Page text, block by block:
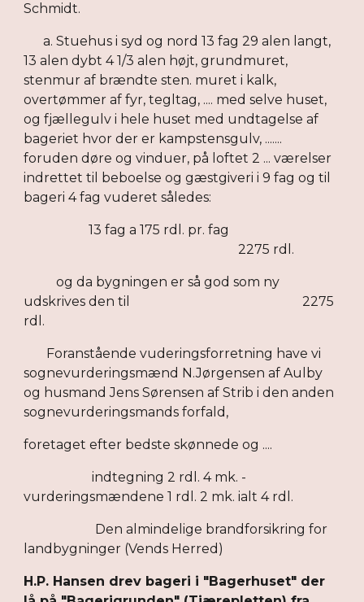
Schmidt.
a. Stuehus i syd og nord 13 fag 29 alen langt,
13 alen dybt 4 1/3 alen højt, grundmuret,
stenmur af brændte sten. muret i kalk,
overtømmer af fyr, tegltag, .... med selve huset,
og fjællegulv i hele huset med undtagelse af
bageriet hvor der er kampstensgulv, .......
foruden døre og vinduer, på loftet 2 ... værelser
indrettet til beboelse og gæstgiveri i 9 fag og til
bageri 4 fag vuderet således:
13 fag a 175 rdl. pr. fag
2275 rdl.
og da bygningen er så god som ny
udskrives den til 2275
rdl.
Foranstående vuderingsforretning have vi
sognevurderingsmænd N.Jørgensen af Aulby
og husmand Jens Sørensen af Strib i den anden
sognevurderingsmands forfald,
foretaget efter bedste skønnede og ....
indtegning 2 rdl. 4 mk. -
vurderingsmændene 1 rdl. 2 mk. ialt 4 rdl.
Den almindelige brandforsikring for
landbygninger (Vends Herred)
H.P. Hansen drev bageri i "Bagerhuset" der